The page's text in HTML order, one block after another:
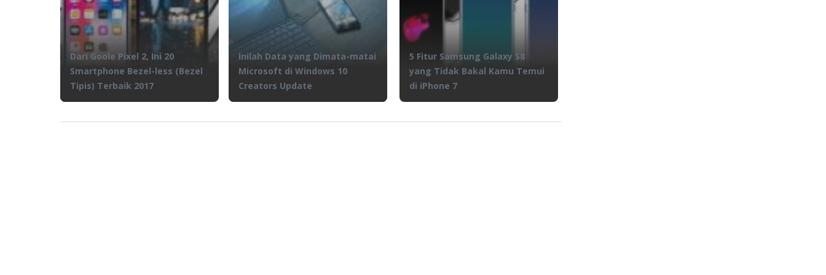
Dari Goole Pixel 2, Ini 20
Smartphone Bezel-less (Bezel
Tipis) Terbaik 2017
Inilah Data yang Dimata-matai
Microsoft di Windows 10
Creators Update
5 Fitur Samsung Galaxy S8
yang Tidak Bakal Kamu Temui
di iPhone 7